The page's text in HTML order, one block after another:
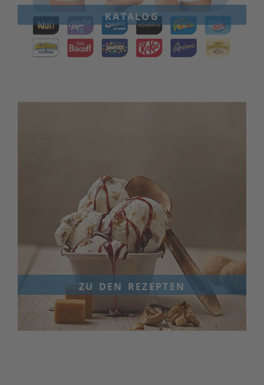
katalog
zu den rezepten